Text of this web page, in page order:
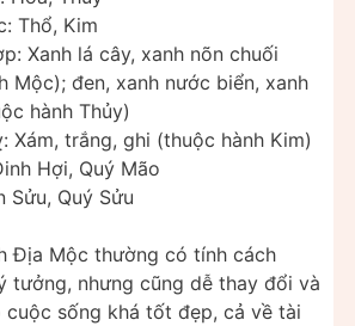
Thổ, Kim
Xanh lá cây, xanh nõn chuối
Mộc); đen, xanh nước biển, xanh
hành Thủy)
Xám, trắng, ghi (thuộc hành Kim)
Hợi, Quý Mão
Sửu, Quý Sửu
Địa Mộc thường có tính cách
tưởng, nhưng cũng dễ thay đổi và
cuộc sống khá tốt đẹp, cả về tài